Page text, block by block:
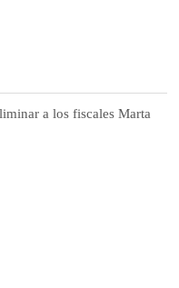
a los fiscales Marta